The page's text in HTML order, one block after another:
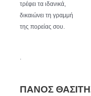
τρέφει τα ιδανικά,
δικαιώνει τη γραμμή
της πορείας σου.
.
ΠΑΝΟΣ